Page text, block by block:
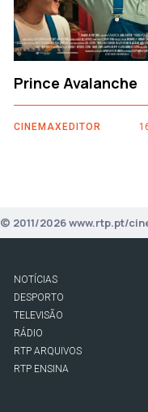
Prince Avalanche
CINEMAXEDITOR
© 2011/2026 www.rtp.pt/
NOTÍCIAS
DESPORTO
TELEVISÃO
RÁDIO
RTP ARQUIVOS
RTP ENSINA